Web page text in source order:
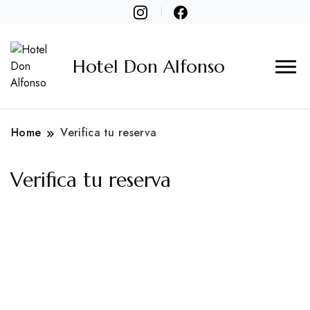
Hotel Don Alfonso
Home Verifica tu reserva
Verifica tu reserva